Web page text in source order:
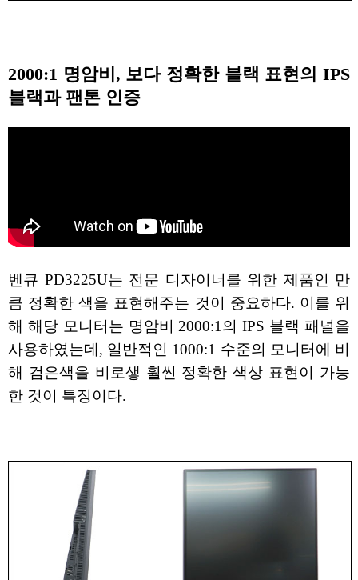
2000:1 명암비, 보다 정확한 블랙 표현의 IPS
블랙과 팬톤 인증
벤큐 PD3225U는 전문 디자이너를 위한 제품인 만
큼 정확한 색을 표현해주는 것이 중요하다. 이를 위
해 해당 모니터는 명암비 2000:1의 IPS 블랙 패널을
사용하였는데, 일반적인 1000:1 수준의 모니터에 비
해 검은색을 비로샣 훨씬 정확한 색상 표현이 가능
한 것이 특징이다.